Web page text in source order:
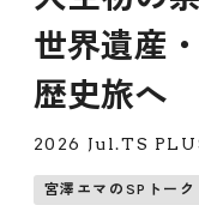
また来たくな
味も、人も、